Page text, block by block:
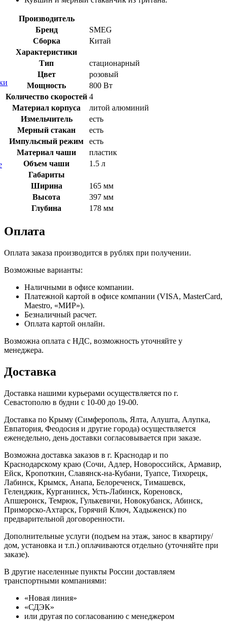
Производитель
Бренд
SMEG
Сборка
Китай
Характеристики
Тип
стационарный
Цвет
розовый
Мощность
800 Вт
Количество скоростей 4
Материал корпуса
литой алюминий
Измельчитель
есть
Мерный стакан
есть
Импульсный режим
есть
Материал чаши
пластик
Объем чаши
1.5 л
Габариты
Ширина
165 мм
Высота
397 мм
Глубина
178 мм
Оплата
Оплата заказа производится в рублях при получении.
Возможные варианты:
Наличными в офисе компании.
Платежной картой в офисе компании (VISA, MasterCard,
Maestro, «МИР»).
Безналичный расчет.
Оплата картой онлайн.
Возможна оплата с НДС, возможность уточняйте у
менеджера.
Доставка
Доставка нашими курьерами осуществляется по г.
Севастополю в будни с 10-00 до 19-00.
Доставка по Крыму (Симферополь, Ялта, Алушта, Алупка,
Евпатория, Феодосия и другие города) осуществляется
еженедельно, день доставки согласовывается при заказе.
Возможна доставка заказов в г. Краснодар и по
Краснодарскому краю (Сочи, Адлер, Новороссийск, Армавир,
Ейск, Кропоткин, Славянск-на-Кубани, Туапсе, Тихорецк,
Лабинск, Крымск, Анапа, Белореченск, Тимашевск,
Геленджик, Курганинск, Усть-Лабинск, Кореновск,
Апшеронск, Темрюк, Гулькевичи, Новокубанск, Абинск,
Приморско-Ахтарск, Горячий Ключ, Хадыженск) по
предварительной договоренности.
Дополнительные услуги (подъем на этаж, занос в квартиру/
дом, установка и т.п.) оплачиваются отдельно (уточняйте при
заказе).
В другие населенные пункты России доставляем
транспортными компаниями:
«Новая линия»
«СДЭК»
или другая по согласованию с менеджером